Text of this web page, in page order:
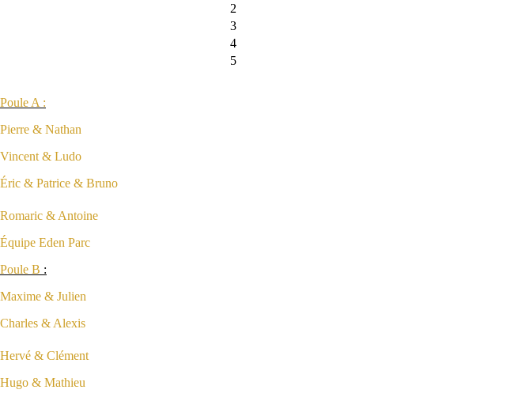
2
3
4
5
Poule A :
Pierre & Nathan
Vincent & Ludo
Éric & Patrice & Bruno
Romaric & Antoine
Équipe Eden Parc
Poule B :
Maxime & Julien
Charles & Alexis
Hervé & Clément
Hugo & Mathieu